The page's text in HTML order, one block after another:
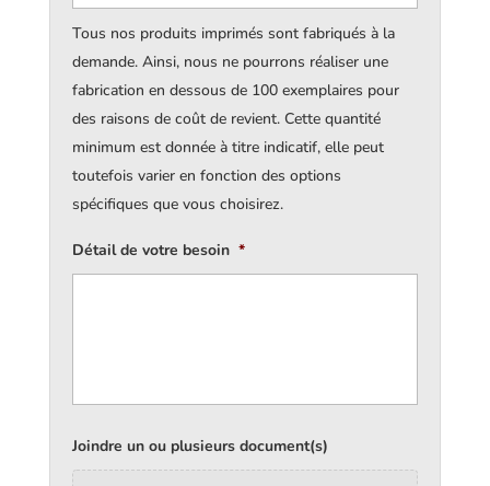
Tous nos produits imprimés sont fabriqués à la
demande. Ainsi, nous ne pourrons réaliser une
fabrication en dessous de 100 exemplaires pour
des raisons de coût de revient. Cette quantité
minimum est donnée à titre indicatif, elle peut
toutefois varier en fonction des options
spécifiques que vous choisirez.
Détail de votre besoin *
Joindre un ou plusieurs document(s)